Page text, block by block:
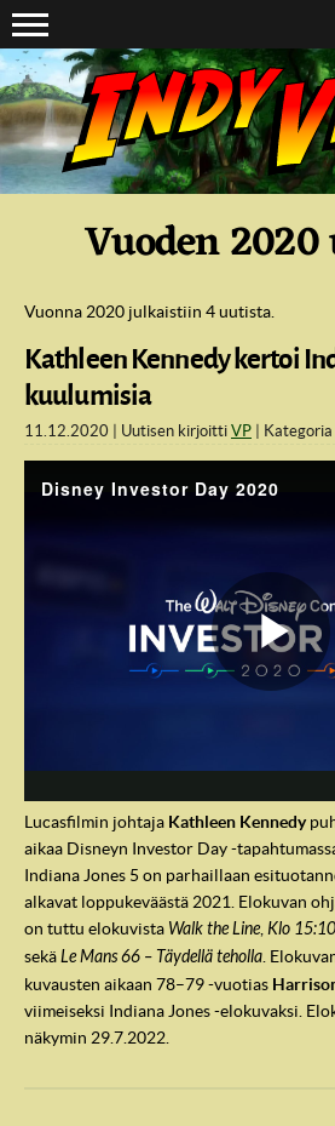
Suoraan sisältöön
IndyVille
Vuoden
Vuonna 2020 julkaistiin 4 uutista.
Kathleen Kennedy kertoi
kuulumisia
11.12.2020 Uutisen kirjoitti VP Kategoria
Lucasfilmin johtaja Kathleen Kennedy
aikaa Disneyn Investor Day -
Indiana Jones 5 on parhaillaan
alkavat loppukeväästä 2021. Elokuvan
on tuttu elokuvista Walk the Line Klo
sekäLe Mans 66 – Täydellä teholla .
kuvausten aikaan 78–79 -vuotias
viimeiseksi Indiana Jones -elokuvaksi.
näkymin 29.7.2022.